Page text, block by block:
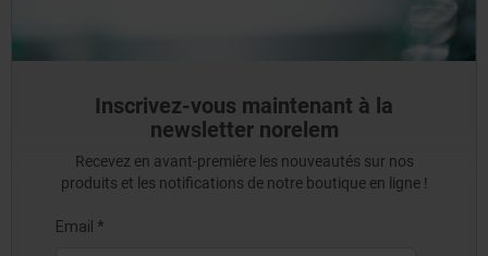
Inscrivez-vous maintenant à la
newsletter norelem
Recevez en avant-première les nouveautés sur nos
produits et les notifications de notre boutique en ligne !